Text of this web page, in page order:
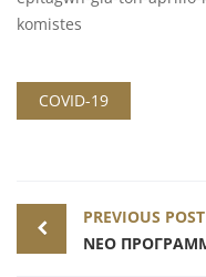
komistes
COVID-19
Post
navigation
PREVIOUS POST